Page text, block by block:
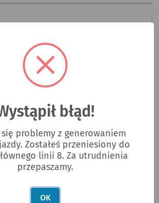
jazdy
ad
błąd!
się problemy z generowaniem
Zostałeś przeniesiony do
linii 8. Za utrudnienia
przepaszamy.
OK